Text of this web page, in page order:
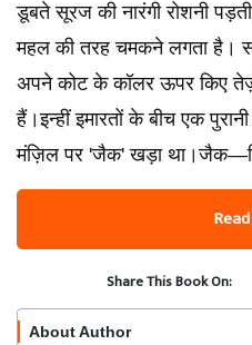
डूबते सूरज की नारंगी रोशनी
महल की तरह चमकने लगता है।
अपने कोट के कॉलर ऊपर किए
हैं।इन्हीं इमारतों के बीच एक
मंज़िल पर 'जैक' खड़ा
Share This Book On:
About Author